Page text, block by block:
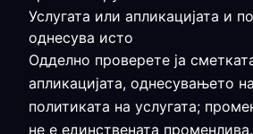
Услугата или апликацијата и
однесува исто
Одделно проверете ја
апликацијата, однесувањето
политиката на услугата;
не е единствената променлива.